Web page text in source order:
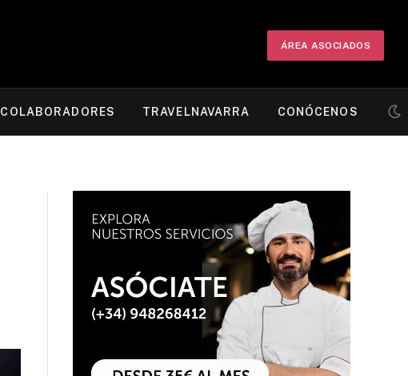
ÁREA ASOCIADOS
COLABORADORES TRAVELNAVARRA CONÓCENOS